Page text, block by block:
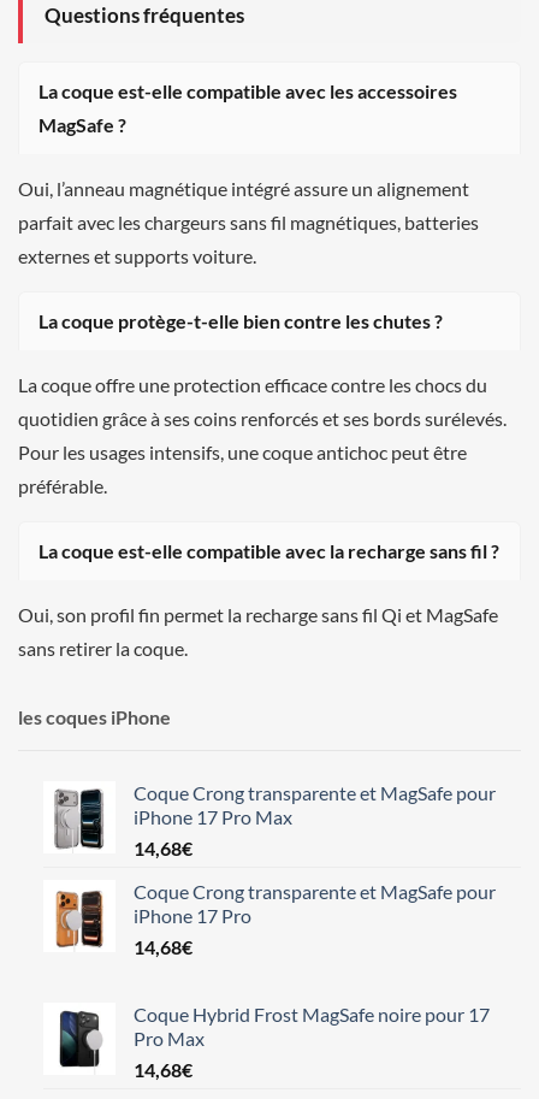
Questions fréquentes
La coque est-elle compatible avec les accessoires
MagSafe ?
Oui, l’anneau magnétique intégré assure un alignement
parfait avec les chargeurs sans fil magnétiques, batteries
externes et supports voiture.
La coque protège-t-elle bien contre les chutes ?
La coque offre une protection efficace contre les chocs du
quotidien grâce à ses coins renforcés et ses bords surélevés.
Pour les usages intensifs, une coque antichoc peut être
préférable.
La coque est-elle compatible avec la recharge sans fil ?
Oui, son profil fin permet la recharge sans fil Qi et MagSafe
sans retirer la coque.
les coques iPhone
Coque Crong transparente et MagSafe pour
iPhone 17 Pro Max
14,68€
Coque Crong transparente et MagSafe pour
iPhone 17 Pro
14,68€
Coque Hybrid Frost MagSafe noire pour 17
Pro Max
14,68€